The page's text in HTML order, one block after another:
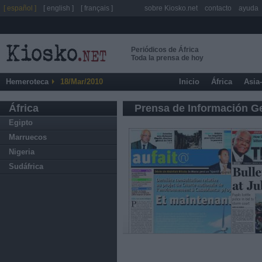
Periódicos de África
Toda la prensa de hoy
Hemeroteca 18/Mar/2010 Inicio África
África
Egipto
Marruecos
Nigeria
Sudáfrica
Prensa de Información
[ español ] [ english ] [ français ] sobre Kiosko.net contacto ayuda